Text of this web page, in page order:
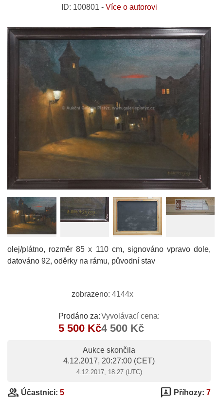
ID: 100801 - Více o autorovi
olej/plátno, rozměr 85 x 110 cm, signováno vpravo dole,
datováno 92, oděrky na rámu, původní stav
zobrazeno: 4144x
Prodáno za:
5 500 Kč
Vyvolávací cena:
4 500 Kč
Aukce skončila
4.12.2017, 20:27:00 (CET)
4.12.2017, 18:27 (UTC)
group Účastníci: 5 3p Příhozy: 7